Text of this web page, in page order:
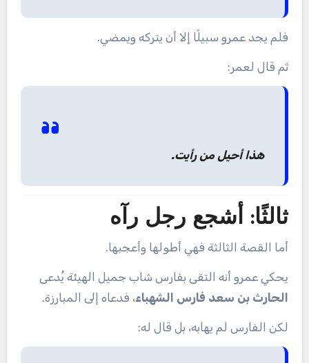
فلم يجد عمرو سبيلًا إلا أن يتركه ويمضي.
ثم قال لعمر:
هذا أحيل من رأيت.
ثالثًا: أشجع رجل رآه
أما القصة الثالثة فهي أطولها وأعجبها.
يحكي عمرو أنه التقى بفارس شاب جميل الهيئة يُدعى
الحارث بن سعد فارس الشهباء، فدعاه إلى المبارزة.
لكن الفارس لم يهابه، بل قال له: